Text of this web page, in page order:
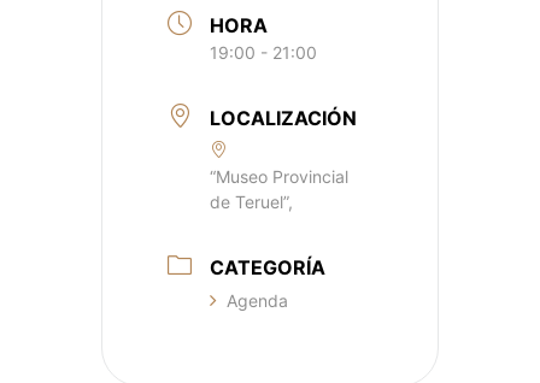
HORA
19:00 - 21:00
LOCALIZACIÓN
“Museo Provincial
de Teruel”,
CATEGORÍA
Agenda